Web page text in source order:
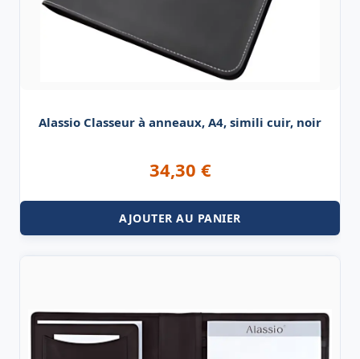
Alassio Classeur à anneaux, A4, simili cuir, noir
34,30 €
AJOUTER AU PANIER